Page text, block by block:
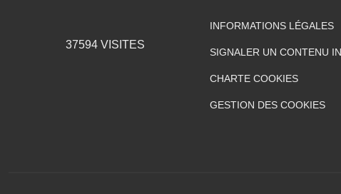
37594VISITES
INFORMATIONS LÉGALES
SIGNALER UN CONTENU
CHARTE COOKIES
GESTION DES COOKIES